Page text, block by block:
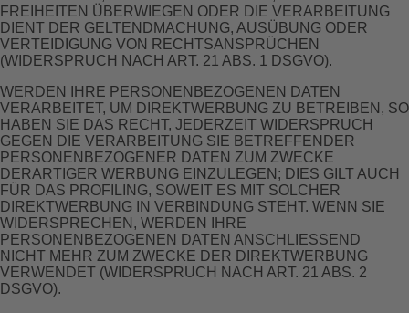
FREIHEITEN ÜBERWIEGEN ODER DIE VERARBEITUNG
DIENT DER GELTENDMACHUNG, AUSÜBUNG ODER
VERTEIDIGUNG VON RECHTSANSPRÜCHEN
(WIDERSPRUCH NACH ART. 21 ABS. 1 DSGVO).
WERDEN IHRE PERSONENBEZOGENEN DATEN
VERARBEITET, UM DIREKTWERBUNG ZU BETREIBEN, SO
HABEN SIE DAS RECHT, JEDERZEIT WIDERSPRUCH
GEGEN DIE VERARBEITUNG SIE BETREFFENDER
PERSONENBEZOGENER DATEN ZUM ZWECKE
DERARTIGER WERBUNG EINZULEGEN; DIES GILT AUCH
FÜR DAS PROFILING, SOWEIT ES MIT SOLCHER
DIREKTWERBUNG IN VERBINDUNG STEHT. WENN SIE
WIDERSPRECHEN, WERDEN IHRE
PERSONENBEZOGENEN DATEN ANSCHLIESSEND
NICHT MEHR ZUM ZWECKE DER DIREKTWERBUNG
VERWENDET (WIDERSPRUCH NACH ART. 21 ABS. 2
DSGVO).